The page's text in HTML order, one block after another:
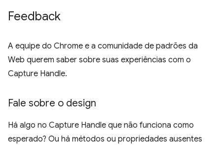
Feedback
A equipe do Chrome e a comunidade de padrões da
Web querem saber sobre suas experiências com o
Capture Handle.
Fale sobre o design
Há algo no Capture Handle que não funciona como
esperado? Ou há métodos ou propriedades ausentes